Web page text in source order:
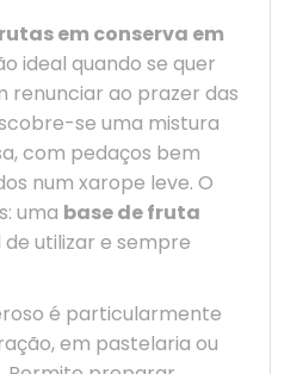
em conserva em
ideal quando se quer
renunciar ao prazer das
se uma mistura
com pedaços bem
num xarope leve. O
uma base de fruta
utilizar e sempre
é particularmente
em pastelaria ou